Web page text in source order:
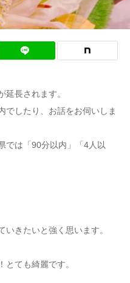
延長されます。
でしたり、お話をお伺いしま
では「90分以内」「4人以
きたいと強く思います。
とても綺麗です。